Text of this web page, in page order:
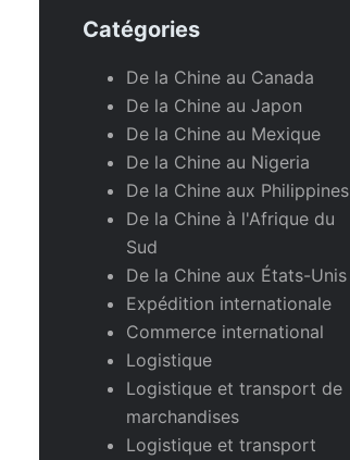
Catégories
De la Chine au Canada
De la Chine au Japon
De la Chine au Mexique
De la Chine au Nigeria
De la Chine aux Philippines
De la Chine à l'Afrique du
Sud
De la Chine aux États-Unis
Expédition internationale
Commerce international
Logistique
Logistique et transport de
marchandises
Logistique et transport